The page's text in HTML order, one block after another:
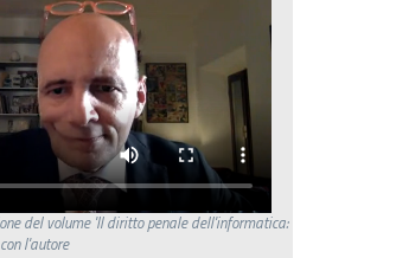
del volume 'Il diritto penale dell'informatica:
l'autore